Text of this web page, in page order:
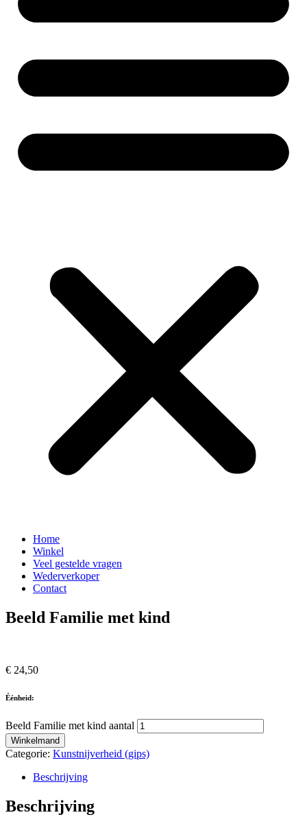
Home
Winkel
Veel gestelde vragen
Wederverkoper
Contact
Beeld Familie met kind
€ 24,50
Éénheid:
Beeld Familie met kind aantal
Winkelmand
Categorie: Kunstnijverheid (gips)
Beschrijving
Beschrijving